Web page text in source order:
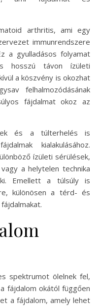
arthritis, ami egy
immunrendszere
a gyulladásos folyamat
hosszú távon ízületi
a köszvény is okozhat
felhalmozódásának
fájdalmat okoz az
és a túlterhelés is
kialakulásához.
ízületi sérülések,
a helytelen technika
ki. Emellett a túlsúly is
különösen a térd- és
spektrumot ölelnek fel,
fájdalom okától függően
a fájdalom, amely lehet